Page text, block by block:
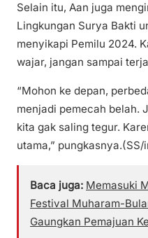
Selain itu, Aan juga
Lingkungan Surya Bakti
menyikapi Pemilu 2024.
wajar, jangan sampai
“Mohon ke depan,
menjadi pemecah belah.
kita gak saling tegur.
utama,” pungkasnya.(SS/
Baca juga: Memasuki
Festival Muharam-
Gaungkan Pemajuan